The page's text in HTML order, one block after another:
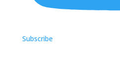
Subscribe